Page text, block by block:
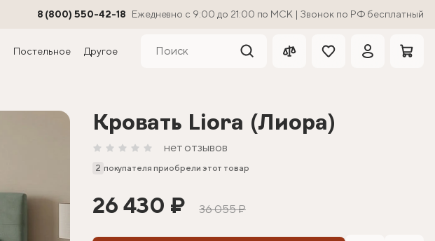
8 (800) 550-42-18 Ежедневно с 9:00 до 21:00 по МСК | Звонок по РФ бесплатный
Постельное Другое
Кровать Liora (Лиора)
нет отзывов
2 покупателя приобрели этот товар
26 430 ₽ 36 055 ₽